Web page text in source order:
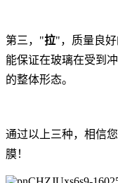
第三，"拉"，质量良
能保证在玻璃在受到
的整体形态。
通过以上三种，相信
膜！